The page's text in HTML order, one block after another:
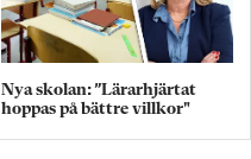
Nya skolan: ”Lärarhjärtat
hoppas på bättre villkor"